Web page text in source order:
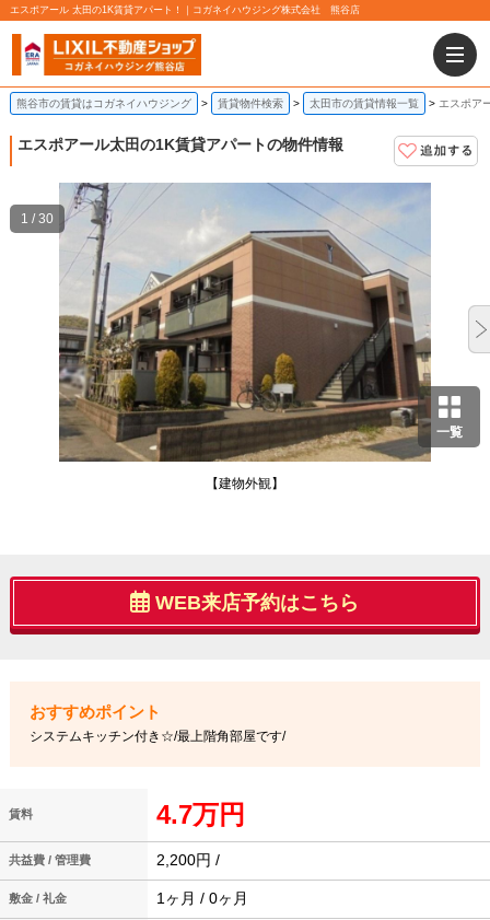
エスポアール 太田の1K賃貸アパート！｜コガネイハウジング株式会社 熊谷店
熊谷市の賃貸はコガネイハウジング 賃貸物件検索 太田市の賃貸情報一覧 エスポア
エスポアール太田の1K賃貸アパートの物件情報
一覧
【建物外観】
1 / 30
WEB来店予約はこちら
システムキッチン付き☆/最上階角部屋です/
賃料 4.7万円
共益費 / 管理費 2,200円 /
敷金 / 礼金 1ヶ月 / 0ヶ月